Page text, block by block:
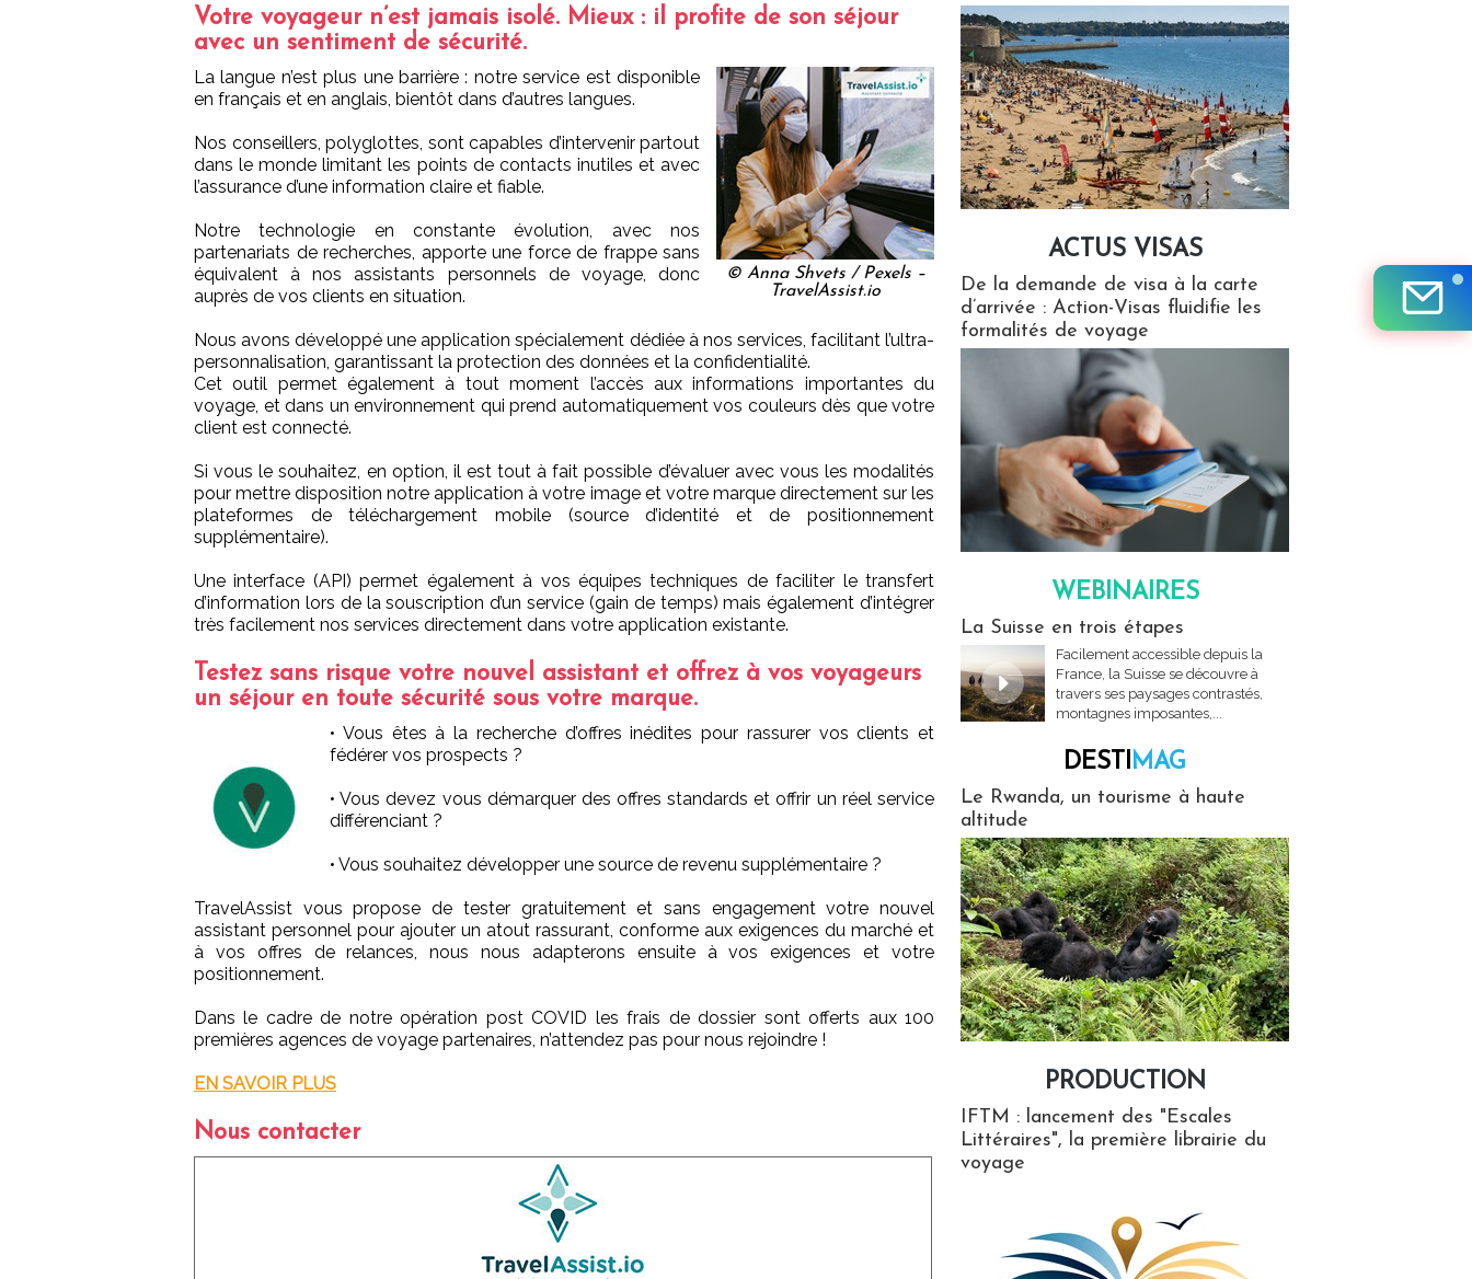
Votre voyageur n’est jamais isolé. Mieux : il profite de son séjour
avec un sentiment de sécurité.
© Anna Shvets / Pexels –
TravelAssist.io
La langue n’est plus une barrière : notre service est disponible
en français et en anglais, bientôt dans d’autres langues.
Nos conseillers, polyglottes, sont capables d’intervenir partout
dans le monde limitant les points de contacts inutiles et avec
l’assurance d’une information claire et fiable.
Notre technologie en constante évolution, avec nos
partenariats de recherches, apporte une force de frappe sans
équivalent à nos assistants personnels de voyage, donc
auprès de vos clients en situation.
Nous avons développé une application spécialement dédiée à nos services, facilitant l’ultra-
personnalisation, garantissant la protection des données et la confidentialité.
Cet outil permet également à tout moment l’accès aux informations importantes du
voyage, et dans un environnement qui prend automatiquement vos couleurs dès que votre
client est connecté.
Si vous le souhaitez, en option, il est tout à fait possible d’évaluer avec vous les modalités
pour mettre disposition notre application à votre image et votre marque directement sur les
plateformes de téléchargement mobile (source d’identité et de positionnement
supplémentaire).
Une interface (API) permet également à vos équipes techniques de faciliter le transfert
d’information lors de la souscription d’un service (gain de temps) mais également d’intégrer
très facilement nos services directement dans votre application existante.
Testez sans risque votre nouvel assistant et offrez à vos voyageurs
un séjour en toute sécurité sous votre marque.
• Vous êtes à la recherche d’offres inédites pour rassurer vos clients et
fédérer vos prospects ?
• Vous devez vous démarquer des offres standards et offrir un réel service
différenciant ?
• Vous souhaitez développer une source de revenu supplémentaire ?
TravelAssist vous propose de tester gratuitement et sans engagement votre nouvel
assistant personnel pour ajouter un atout rassurant, conforme aux exigences du marché et
à vos offres de relances, nous nous adapterons ensuite à vos exigences et votre
positionnement.
Dans le cadre de notre opération post COVID les frais de dossier sont offerts aux 100
premières agences de voyage partenaires, n’attendez pas pour nous rejoindre !
EN SAVOIR PLUS
Nous contacter
ACTUS VISAS
De la demande de visa à la carte
d’arrivée : Action-Visas fluidifie les
formalités de voyage
WEBINAIRES
La Suisse en trois étapes
Facilement accessible depuis la
France, la Suisse se découvre à
travers ses paysages contrastés,
montagnes imposantes,...
DESTIMAG
Le Rwanda, un tourisme à haute
altitude
PRODUCTION
IFTM : lancement des "Escales
Littéraires", la première librairie du
voyage